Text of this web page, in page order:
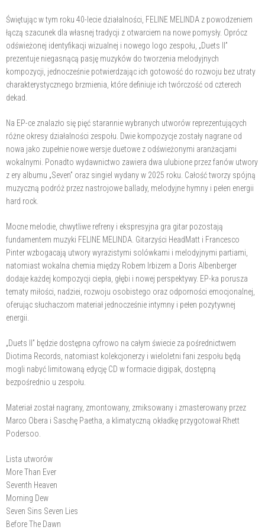
Świętując w tym roku 40-lecie działalności, FELINE MELINDA z powodzeniem
łączą szacunek dla własnej tradycji z otwarciem na nowe pomysły. Oprócz
odświeżonej identyfikacji wizualnej i nowego logo zespołu, „Duets II”
prezentuje niegasnącą pasję muzyków do tworzenia melodyjnych
kompozycji, jednocześnie potwierdzając ich gotowość do rozwoju bez utraty
charakterystycznego brzmienia, które definiuje ich twórczość od czterech
dekad.
Na EP-ce znalazło się pięć starannie wybranych utworów reprezentujących
różne okresy działalności zespołu. Dwie kompozycje zostały nagrane od
nowa jako zupełnie nowe wersje duetowe z odświeżonymi aranżacjami
wokalnymi. Ponadto wydawnictwo zawiera dwa ulubione przez fanów utwory
z ery albumu „Seven” oraz singiel wydany w 2025 roku. Całość tworzy spójną
muzyczną podróż przez nastrojowe ballady, melodyjne hymny i pełen energii
hard rock.
Mocne melodie, chwytliwe refreny i ekspresyjna gra gitar pozostają
fundamentem muzyki FELINE MELINDA. Gitarzyści HeadMatt i Francesco
Pinter wzbogacają utwory wyrazistymi solówkami i melodyjnymi partiami,
natomiast wokalna chemia między Robem Irbizem a Doris Albenberger
dodaje każdej kompozycji ciepła, głębi i nowej perspektywy. EP-ka porusza
tematy miłości, nadziei, rozwoju osobistego oraz odporności emocjonalnej,
oferując słuchaczom materiał jednocześnie intymny i pełen pozytywnej
energii.
„Duets II” będzie dostępna cyfrowo na całym świecie za pośrednictwem
Diotima Records, natomiast kolekcjonerzy i wieloletni fani zespołu będą
mogli nabyć limitowaną edycję CD w formacie digipak, dostępną
bezpośrednio u zespołu.
Materiał został nagrany, zmontowany, zmiksowany i zmasterowany przez
Marco Obera i Saschę Paetha, a klimatyczną okładkę przygotował Rhett
Podersoo.
Lista utworów
More Than Ever
Seventh Heaven
Morning Dew
Seven Sins Seven Lies
Before The Dawn